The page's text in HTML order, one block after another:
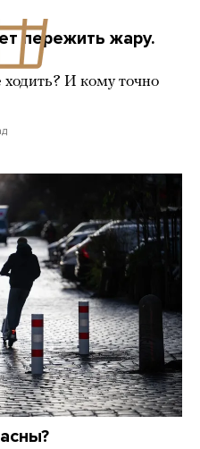
пережить жару.
И кому точно